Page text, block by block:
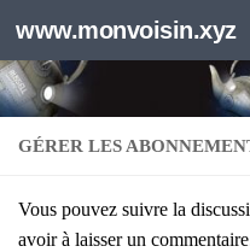
Au dessous du contenu
www.monvoisin.xyz
GÉRER LES
Vous pou­vez suivre la
avoir à lais­ser un